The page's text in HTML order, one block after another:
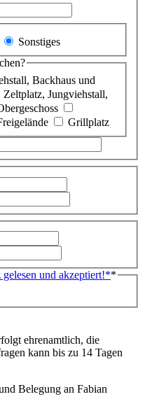
Sonstiges
Backhaus und
Zeltplatz, Jungviehstall,
Grillplatz
gelesen und akzeptiert!**
ehrenamtlich, die
kann bis zu 14 Tagen
Belegung an Fabian